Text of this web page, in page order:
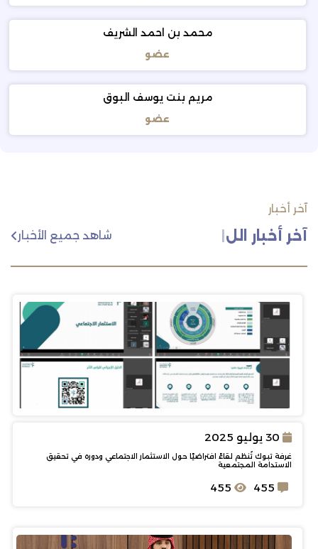
محمد بن احمد الشريف
عضو
مريم بنت يوسف البوق
عضو
آخر أخبار
آخر أخبار اللجنة شاهد جميع الأخبار
غرفة تبوك تُنظم لقاءً افتراضيًا حول الاستثمار الاجتماعي ودوره في تحقيق
الاستدامة المجتمعية
455
455